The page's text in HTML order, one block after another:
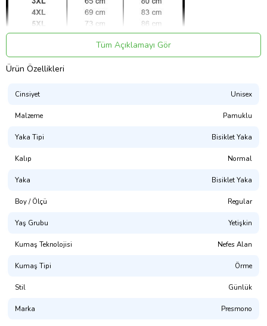
Presmono
Kalıp: Normal Kesim (Unisex. Hem Erkek Hem Kadın Giyime
Uygundur)
%100 Pamuklu. 1. Kalite Penye
(NOT: Uygun bedeni bulamadınız mı? Mağaza sayfamızda
Tüm Açıklamayı Gör
Ürün Özellikleri
Cinsiyet Unisex
Malzeme Pamuklu
Yaka Tipi Bisiklet Yaka
Kalıp Normal
Yaka Bisiklet Yaka
Boy / Ölçü Regular
Yaş Grubu Yetişkin
Kumaş Teknolojisi Nefes Alan
Kumaş Tipi Örme
Stil Günlük
Marka Presmono